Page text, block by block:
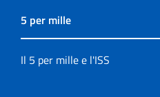
5 per mille
Il 5 per mille e l'ISS